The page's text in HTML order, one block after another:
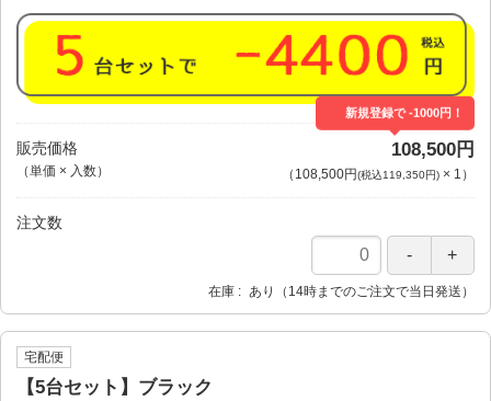
販売価格
（単価 × 入数）
新規登録で -1000円！
108,500円
（ 108,500円(税込119,350円)× 1 ）
注文数
在庫 あり（14時までのご注文で当日発送）
宅配便
【5台セット】ブラック